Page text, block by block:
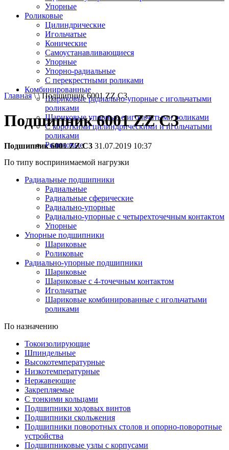
Упорные
Роликовые
Цилиндрические
Игольчатые
Конические
Самоустанавливающиеся
Упорные
Упорно-радиальные
C перекрестными роликами
Комбинированные
Шариковые радиально-упорные с игольчатыми
роликами
Шариковые упорные с игольчатыми роликами
С короткими цилиндрическими и игольчатыми
роликами
Роликовые
По типу воспринимаемой нагрузки
Радиальные подшипники
Радиальные
Радиальные сферические
Радиально-упорные
Радиально-упорные с четырехточечным контактом
Упорные
Упорные подшипники
Шариковые
Роликовые
Радиально-упорные подшипники
Шариковые
Шариковые с 4-точечным контактом
Игольчатые
Шариковые комбинированные с игольчатыми
роликами
По назначению
Токоизолирующие
Шпиндельные
Высокотемпературные
Низкотемпературные
Нержавеющие
Закрепляемые
С тонкими кольцами
Подшипники ходовых винтов
Подшипники скольжения
Подшипники поворотных столов и опорно-поворотные
устройства
Подшипниковые узлы с корпусами
Главная\ \ Подшипник 6001 ZZ C3
Подшипник 6001 ZZ C3
Подшипник 6001 ZZ C3 31.07.2019 10:37